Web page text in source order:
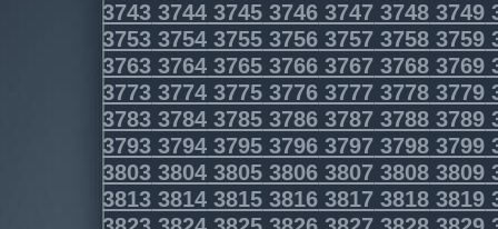
3743 3744 3745 3746 3747 3748 3749
3753 3754 3755 3756 3757 3758 3759
3763 3764 3765 3766 3767 3768 3769
3773 3774 3775 3776 3777 3778 3779
3783 3784 3785 3786 3787 3788 3789
3793 3794 3795 3796 3797 3798 3799
3803 3804 3805 3806 3807 3808 3809
3813 3814 3815 3816 3817 3818 3819